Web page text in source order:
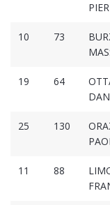
10 73
19 64
25 130
11 88